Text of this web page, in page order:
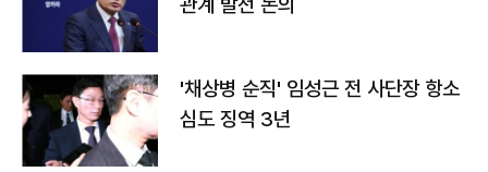
관계 발전 논의
'채상병 순직' 임성근 전 사단장 항소
심도 징역 3년